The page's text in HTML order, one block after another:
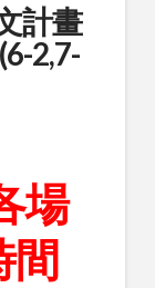
計畫
2,7-
場
間